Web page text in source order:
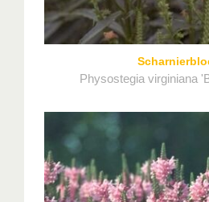
Physostegia virginiana